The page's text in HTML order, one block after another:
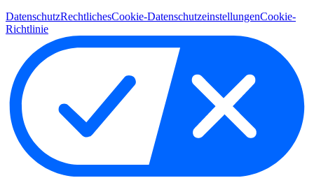
DatenschutzRechtlichesCookie-DatenschutzeinstellungenCookie-
Richtlinie